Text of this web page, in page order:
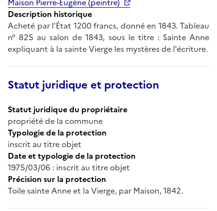
Description historique
Acheté par l'État 1200 francs, donné en 1843. Tableau
n° 825 au salon de 1843, sous le titre : Sainte Anne
expliquant à la sainte Vierge les mystères de l'écriture.
Statut juridique et protection
Statut juridique du propriétaire
propriété de la commune
Typologie de la protection
inscrit au titre objet
Date et typologie de la protection
1975/03/06 : inscrit au titre objet
Précision sur la protection
Toile sainte Anne et la Vierge, par Maison, 1842.